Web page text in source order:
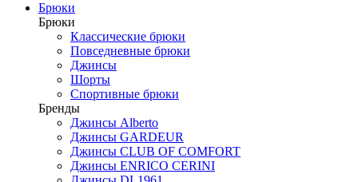
Брюки
Брюки
Классические брюки
Повседневные брюки
Джинсы
Шорты
Спортивные брюки
Бренды
Джинсы Alberto
Джинсы GARDEUR
Джинсы CLUB OF COMFORT
Джинсы ENRICO CERINI